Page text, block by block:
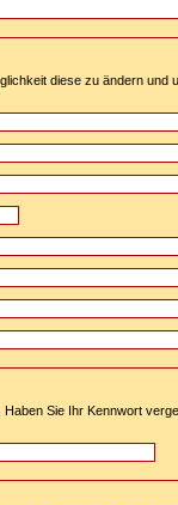
diese zu ändern und
Sie Ihr Kennwort